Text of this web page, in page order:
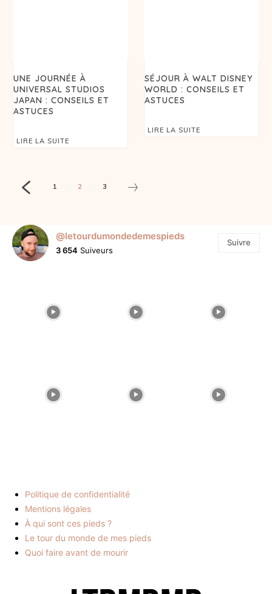
UNE JOURNÉE À
UNIVERSAL STUDIOS
JAPAN : CONSEILS ET
ASTUCES
LIRE LA SUITE
SÉJOUR À WALT DISNEY
WORLD : CONSEILS ET
ASTUCES
LIRE LA SUITE
1 2 3
@letourdumondedemespieds
3 654 Suiveurs
Suivre
Politique de confidentialité
Mentions légales
À qui sont ces pieds ?
Le tour du monde de mes pieds
Quoi faire avant de mourir